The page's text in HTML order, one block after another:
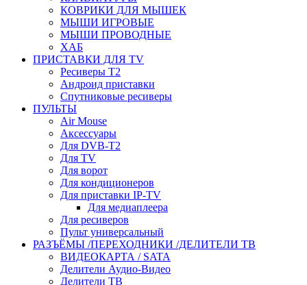
КОВРИКИ ДЛЯ МЫШЕК
МЫШИ ИГРОВЫЕ
МЫШИ ПРОВОДНЫЕ
ХАБ
ПРИСТАВКИ ДЛЯ TV
Ресиверы Т2
Андроид приставки
Спутниковые ресиверы
ПУЛЬТЫ
Air Mouse
Аксессуары
Для DVB-T2
Для TV
Для ворот
Для кондиционеров
Для приставки IP-TV
Для медиаплеера
Для ресиверов
Пульт универсальный
РАЗЪЁМЫ /ПЕРЕХОДНИКИ /ДЕЛИТЕЛИ ТВ
ВИДЕОКАРТА / SATA
Делители Аудио-Видео
Делители ТВ